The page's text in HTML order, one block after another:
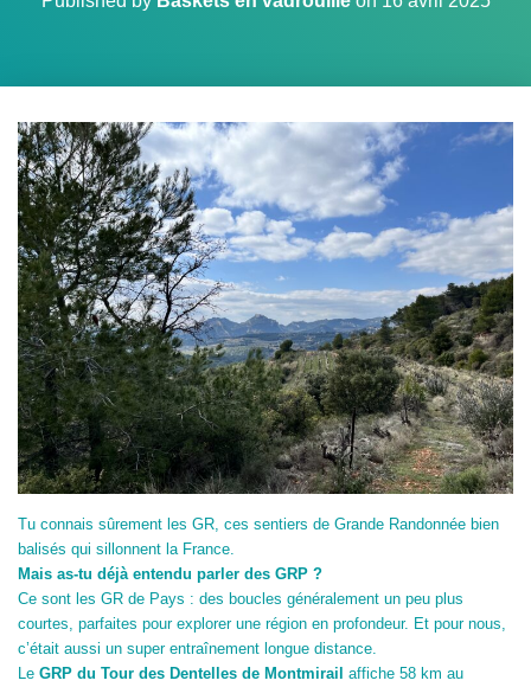
Tu connais sûrement les GR, ces sentiers de Grande Randonnée bien
balisés qui sillonnent la France.
Mais as-tu déjà entendu parler des GRP ?
Ce sont les GR de Pays : des boucles généralement un peu plus
courtes, parfaites pour explorer une région en profondeur. Et pour nous,
c’était aussi un super entraînement longue distance.
Le GRP du Tour des Dentelles de Montmirail affiche 58 km au